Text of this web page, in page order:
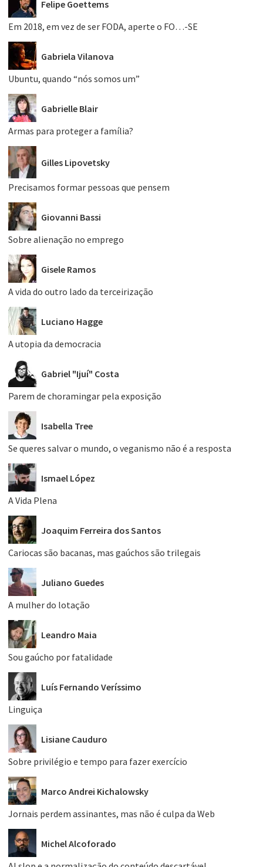
Felipe Goettems
Em 2018, em vez de ser FODA, aperte o FO…-SE
Gabriela Vilanova
Ubuntu, quando “nós somos um”
Gabrielle Blair
Armas para proteger a família?
Gilles Lipovetsky
Precisamos formar pessoas que pensem
Giovanni Bassi
Sobre alienação no emprego
Gisele Ramos
A vida do outro lado da terceirização
Luciano Hagge
A utopia da democracia
Gabriel "Ijuí" Costa
Parem de choramingar pela exposição
Isabella Tree
Se queres salvar o mundo, o veganismo não é a resposta
Ismael López
A Vida Plena
Joaquim Ferreira dos Santos
Cariocas são bacanas, mas gaúchos são trilegais
Juliano Guedes
A mulher do lotação
Leandro Maia
Sou gaúcho por fatalidade
Luís Fernando Veríssimo
Linguiça
Lisiane Cauduro
Sobre privilégio e tempo para fazer exercício
Marco Andrei Kichalowsky
Jornais perdem assinantes, mas não é culpa da Web
Michel Alcoforado